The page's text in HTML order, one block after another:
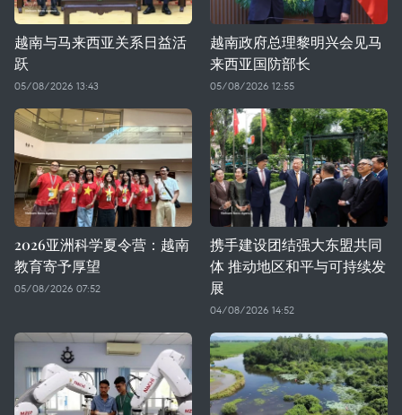
越南与马来西亚关系日益活
跃
05/08/2026 13:43
越南政府总理黎明兴会见马
来西亚国防部长
05/08/2026 12:55
2026亚洲科学夏令营：越南
教育寄予厚望
05/08/2026 07:52
携手建设团结强大东盟共同
体 推动地区和平与可持续发
展
04/08/2026 14:52